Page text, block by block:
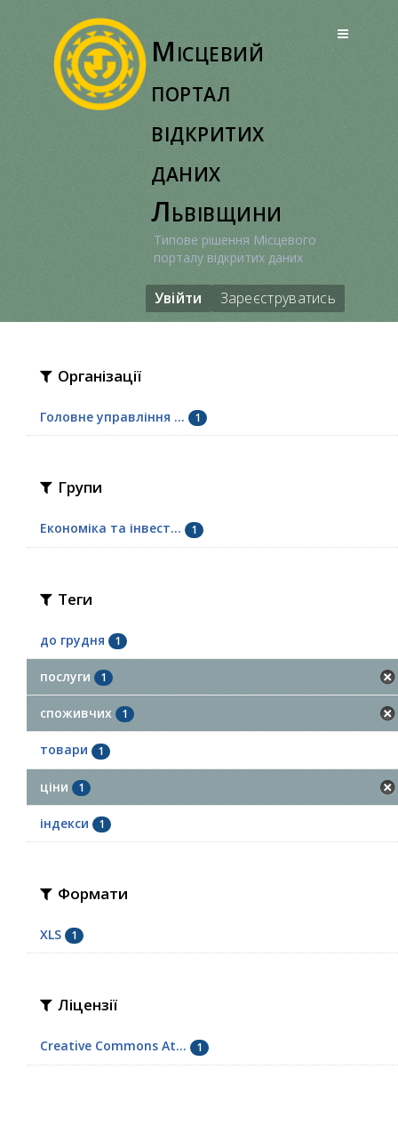
Місцевий
портал
відкритих
даних
Львівщини
Типове рішення Місцевого
порталу відкритих даних
Увійти Зареєструватись
Організації
Головне управління ... 1
Групи
Економіка та інвест... 1
Теги
до грудня 1
послуги 1
споживчих 1
товари 1
ціни 1
індекси 1
Формати
XLS 1
Ліцензії
Creative Commons At... 1